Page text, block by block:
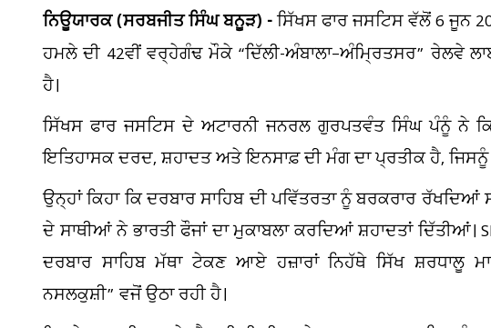
ਨਿਊਯਾਰਕ (ਸਰਬਜੀਤ ਸਿੰਘ ਬਨੂੜ) -ਸਿੱਖਸ ਫਾਰ ਜਸਟਿਸ ਵੱਲੋਂ 6 ਜੂਨ
ਹਮਲੇ ਦੀ 42ਵੀਂ ਵਰ੍ਹੇਗੰਢ ਮੌਕੇ “ਦਿੱਲੀ-ਅੰਬਾਲਾ–ਅੰਮ੍ਰਿਤਸਰ” ਰੇਲਵੇ
ਹੈ।
ਸਿੱਖਸ ਫਾਰ ਜਸਟਿਸ ਦੇ ਅਟਾਰਨੀ ਜਨਰਲ ਗੁਰਪਤਵੰਤ ਸਿੰਘ ਪੰਨੂੰ ਨੇ
ਇਤਿਹਾਸਕ ਦਰਦ, ਸ਼ਹਾਦਤ ਅਤੇ ਇਨਸਾਫ਼ ਦੀ ਮੰਗ ਦਾ ਪ੍ਰਤੀਕ ਹੈ, ਜਿਸਨੂੰ
ਉਨ੍ਹਾਂ ਕਿਹਾ ਕਿ ਦਰਬਾਰ ਸਾਹਿਬ ਦੀ ਪਵਿੱਤਰਤਾ ਨੂੰ ਬਰਕਰਾਰ
ਦੇ ਸਾਥੀਆਂ ਨੇ ਭਾਰਤੀ ਫੌਜਾਂ ਦਾ ਮੁਕਾਬਲਾ ਕਰਦਿਆਂ ਸ਼ਹਾਦਤਾਂ ਦਿੱਤੀਆਂ।
ਦਰਬਾਰ ਸਾਹਿਬ ਮੱਥਾ ਟੇਕਣ ਆਏ ਹਜ਼ਾਰਾਂ ਨਿਹੱਥੇ ਸਿੱਖ ਸ਼ਰਧਾਲੂ
ਨਸਲਕੁਸ਼ੀ” ਵਜੋਂ ਉਠਾ ਰਹੀ ਹੈ।